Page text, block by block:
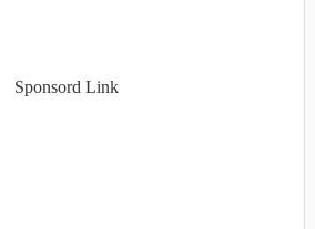
Sponsord Link